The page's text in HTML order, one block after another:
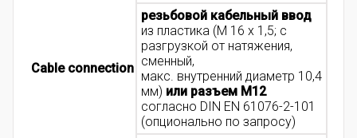
Cable connection
резьбовой кабельный ввод
из пластика (M 16 x 1,5; с
разгрузкой от натяжения,
сменный,
макс. внутренний диаметр 10,4
мм) или разъем M12
согласно DIN EN 61076-2-101
(опционально по запросу)